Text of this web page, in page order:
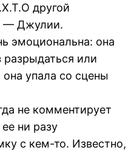
другой
— Джулии.
эмоциональна: она
или
упала со сцены
не комментирует
ни разу
с кем-то. Известно,